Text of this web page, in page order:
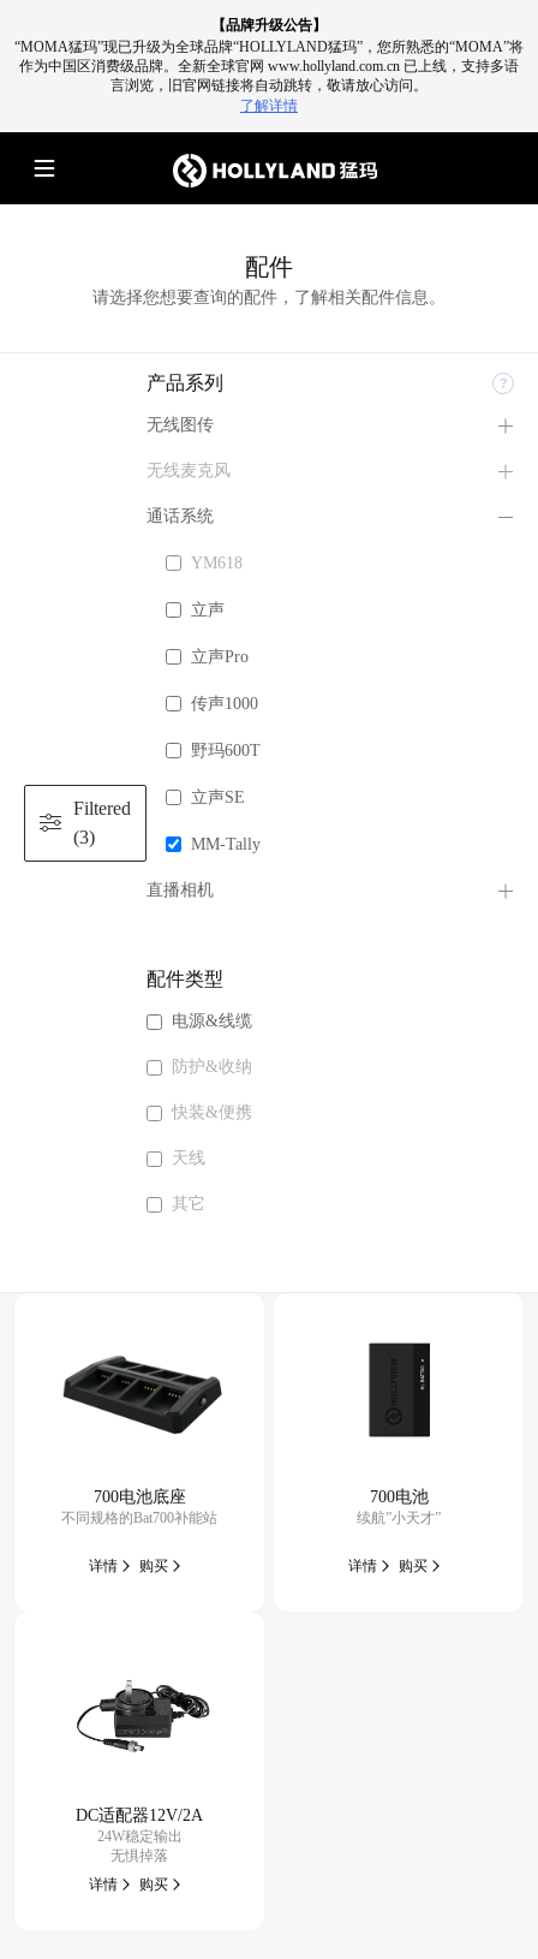
【品牌升级公告】
“MOMA猛玛”现已升级为全球品牌“HOLLYLAND猛玛”，您所熟悉的“MOMA”将
作为中国区消费级品牌。 全新全球官网 www.hollyland.com.cn 已上线，支持多语
言浏览，旧官网链接将自动跳转，敬请放心访问。
了解详情
配件
请选择您想要查询的配件，了解相关配件信息。
Filtered
(3)
产品系列
无线图传
无线麦克风
通话系统
YM618
立声
立声Pro
传声1000
野玛600T
立声SE
MM-Tally
直播相机
配件类型
电源&线缆
防护&收纳
快装&便携
天线
其它
700电池底座
不同规格的Bat700补能站
详情 购买
700电池
续航”小天才”
详情 购买
DC适配器12V/2A
24W稳定输出
无惧掉落
详情
购买